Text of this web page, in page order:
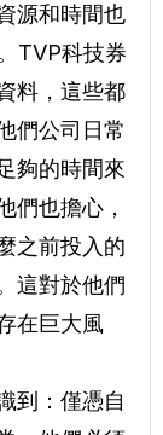
源和時間也
TVP科技券
料，這些都
們公司日常
夠的時間來
們也擔心，
之前投入的
這對於他們
在巨大風
到：僅憑自